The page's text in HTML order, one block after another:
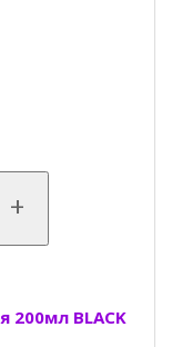
+
200мл BLACK